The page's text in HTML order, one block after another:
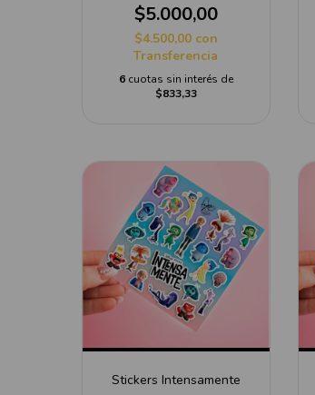
$5.000,00
$4.500,00 con
Transferencia
6 cuotas sin interés de
$833,33
Stickers Intensamente